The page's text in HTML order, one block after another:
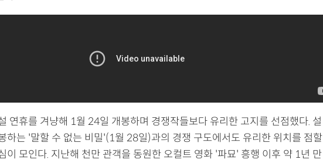
연휴를 겨냥해 1월 24일 개봉하며 경쟁작들보다 유리한 고지를 선점했다. 설
하는 '말할 수 없는 비밀'(1월 28일)과의 경쟁 구도에서도 유리한 위치를 점할
이 모인다. 지난해 천만 관객을 동원한 오컬트 영화 '파묘' 흥행 이후 약 1년 만